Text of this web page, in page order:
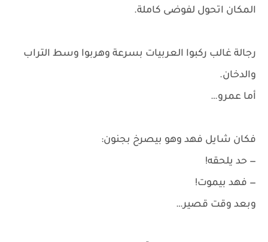
المكان اتحول لفوضى كاملة.
رجالة غالب ركبوا العربيات بسرعة وهربوا وسط التراب
والدخان.
أما عمرو…
فكان شايل فهد وهو بيصرخ بجنون:
— حد يلحقه!
— فهد بيموت!
وبعد وقت قصير…